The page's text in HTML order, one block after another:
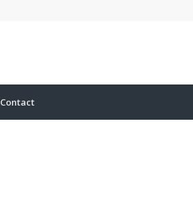
Contact